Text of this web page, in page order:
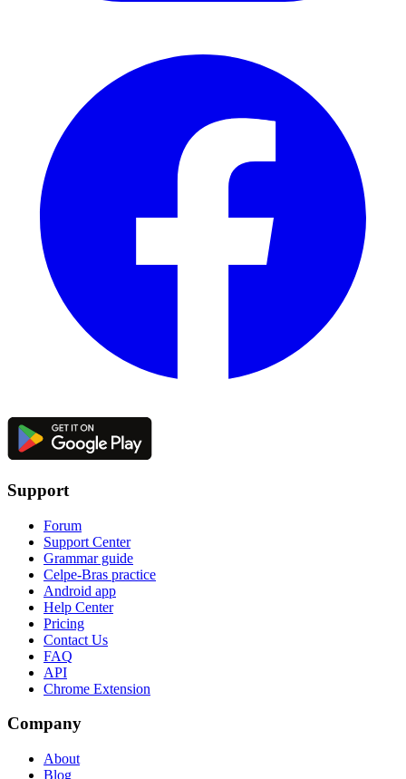
Support
Forum
Support Center
Grammar guide
Celpe-Bras practice
Android app
Help Center
Pricing
Contact Us
FAQ
API
Chrome Extension
Company
About
Blog